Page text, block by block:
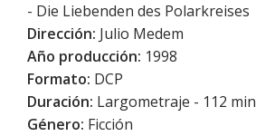
- Die Liebenden des Polarkreises
Dirección: Julio Medem
Año producción: 1998
Formato: DCP
Duración: Largometraje - 112 min
Género: Ficción